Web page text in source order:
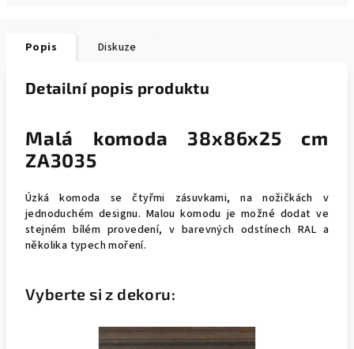
Popis Diskuze
Detailní popis produktu
Malá komoda 38x86x25 cm
ZA3035
Úzká komoda se čtyřmi zásuvkami, na nožičkách v
jednoduchém designu. Malou komodu je možné dodat ve
stejném bílém provedení, v barevných odstínech RAL a
několika typech moření.
Vyberte si z dekoru: